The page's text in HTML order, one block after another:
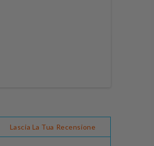
Lascia La Tua Recensione